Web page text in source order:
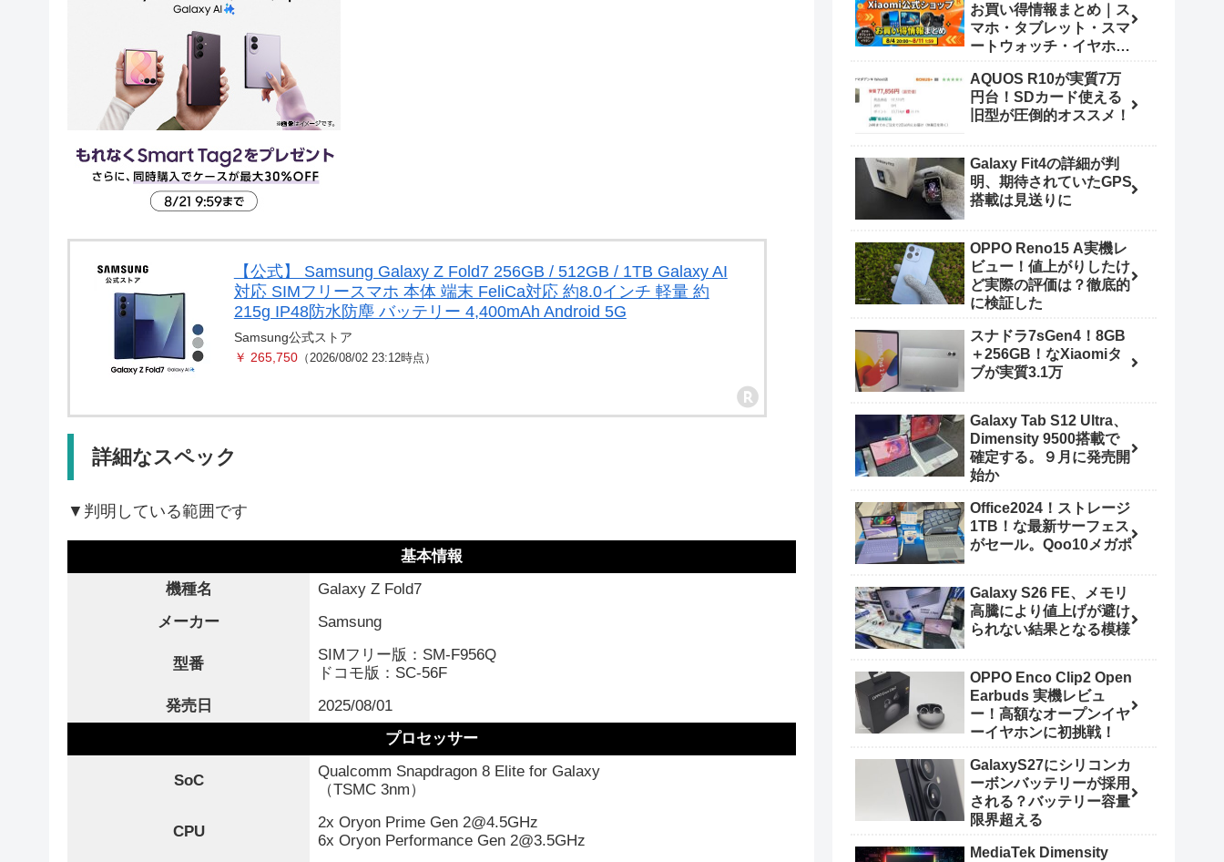
【公式】 Samsung Galaxy Z Fold7 256GB / 512GB / 1TB Galaxy AI
対応 SIMフリースマホ 本体 端末 FeliCa対応 約8.0インチ 軽量 約
215g IP48防水防塵 バッテリー 4,400mAh Android 5G
Samsung公式ストア
￥ 265,750（2026/08/02 23:12時点）
詳細なスペック
▼判明している範囲です
基本情報
機種名
Galaxy Z Fold7
メーカー
Samsung
型番
SIMフリー版：SM-F956Q
ドコモ版：SC-56F
発売日
2025/08/01
プロセッサー
SoC
Qualcomm Snapdragon 8 Elite for Galaxy
（TSMC 3nm）
CPU
2x Oryon Prime Gen 2@4.5GHz
6x Oryon Performance Gen 2@3.5GHz
お買い得情報まとめ｜ス
マホ・タブレット・スマ
ートウォッチ・イヤホン
1:59）
AQUOS R10が実質7万
円台！SDカード使える
旧型が圧倒的オススメ！
Galaxy Fit4の詳細が判
明、期待されていたGPS
搭載は見送りに
OPPO Reno15 A実機レ
ビュー！値上がりしたけ
ど実際の評価は？徹底的
に検証した
スナドラ7sGen4！8GB
＋256GB！なXiaomiタ
ブが実質3.1万
Galaxy Tab S12 Ultra、
Dimensity 9500搭載で
確定する。９月に発売開
始か
Office2024！ストレージ
1TB！な最新サーフェス
がセール。Qoo10メガポ
Galaxy S26 FE、メモリ
高騰により値上げが避け
られない結果となる模様
OPPO Enco Clip2 Open
Earbuds 実機レビュ
ー！高額なオープンイヤ
ーイヤホンに初挑戦！
GalaxyS27にシリコンカ
ーボンバッテリーが採用
される？バッテリー容量
限界超える
MediaTek Dimensity